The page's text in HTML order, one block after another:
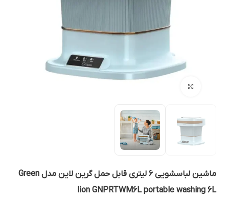
بزرگنمایی تصویر
ماشین لباسشویی 6 لیتری قابل حمل گرین لاین مدل Green
lion GNPRTWM6L portable washing